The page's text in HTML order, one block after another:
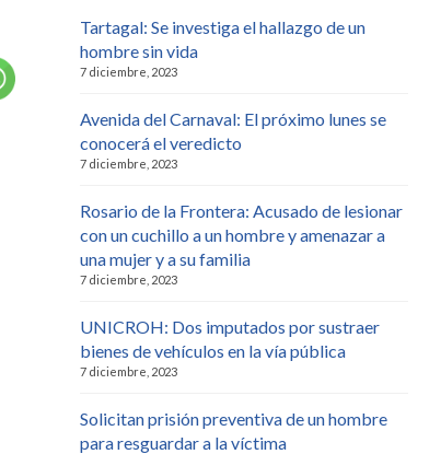
Tartagal: Se investiga el hallazgo de un
hombre sin vida
7 diciembre, 2023
Avenida del Carnaval: El próximo lunes se
conocerá el veredicto
7 diciembre, 2023
Rosario de la Frontera: Acusado de lesionar
con un cuchillo a un hombre y amenazar a
una mujer y a su familia
7 diciembre, 2023
UNICROH: Dos imputados por sustraer
bienes de vehículos en la vía pública
7 diciembre, 2023
Solicitan prisión preventiva de un hombre
para resguardar a la víctima